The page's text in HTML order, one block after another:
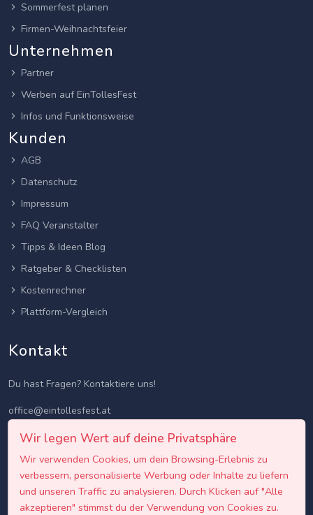
Sommerfest planen
Firmen-Weihnachtsfeier
Unternehmen
Partner
Werben auf EinTollesFest
Infos und Funktionsweise
Kunden
AGB
Datenschutz
Impressum
FAQ Veranstalter
Tipps & Ideen Blog
Ratgeber & Checklisten
Kostenrechner
Plattform-Vergleich
Kontakt
Du hast Fragen? Kontaktiere uns!
office@eintollesfest.at
Wir legen Wert auf deine Privatsphäre
Wir verwenden Cookies, um dein Browsing-Erlebnis zu
verbessern, personalisierte Werbung oder Inhalte zu liefern
und unseren Traffic zu analysieren. Durch Klicken auf "Alle
akzeptieren" stimmst du der Verwendung von Cookies zu.